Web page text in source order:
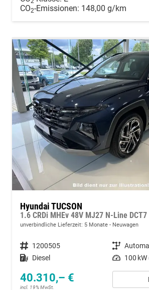
CO2-Emissionen: 148,00 g/km
Hyundai TUCSON
1.6 CRDi MHEv 48V MJ27 N-Line DCT7
unverbindliche Lieferzeit: 5 Monate Neuwagen
Fahrzeugnummer 1200505 Getriebe
Kraftstoff Diesel Leistung 100 kW
40.310,– €
incl. 19% MwSt.